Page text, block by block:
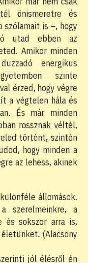
önismeretre és
is –, hogy
utad ebben az
Amikor minden
energikus
szinte
érzed, hogy végre
a végtelen hála és
És már minden
rossznak véltél,
történt, szintén
hogy minden a
az lehess, akinek
állomások.
szerelmeinkre, a
és sokszor arra is,
(Alacsony
jól élésről én